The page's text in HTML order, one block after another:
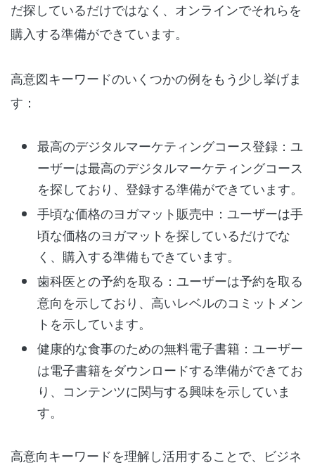
だ探しているだけではなく、オンラインでそれらを
購入する準備ができています。
高意図キーワードのいくつかの例をもう少し挙げま
す：
最高のデジタルマーケティングコース登録 ：ユ
ーザーは最高のデジタルマーケティングコース
を探しており、登録する準備ができています。
手頃な価格のヨガマット販売中 ：ユーザーは手
頃な価格のヨガマットを探しているだけでな
く、購入する準備もできています。
歯科医との予約を取る ：ユーザーは予約を取る
意向を示しており、高いレベルのコミットメン
トを示しています。
健康的な食事のための無料電子書籍 ：ユーザー
は電子書籍をダウンロードする準備ができてお
り、コンテンツに関与する興味を示していま
す。
高意向キーワードを理解し活用することで、ビジネ